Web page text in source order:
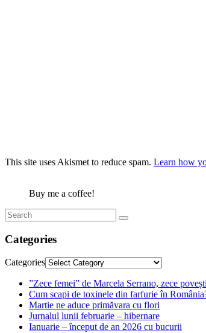
This site uses Akismet to reduce spam. Learn how
Buy me a coffee!
Categories
Categories
”Zece femei” de Marcela Serrano, zece povești
Cum scapi de toxinele din farfurie în
Martie ne aduce primăvara cu flori
Jurnalul lunii februarie – hibernare
Ianuarie – început de an 2026 cu bucurii